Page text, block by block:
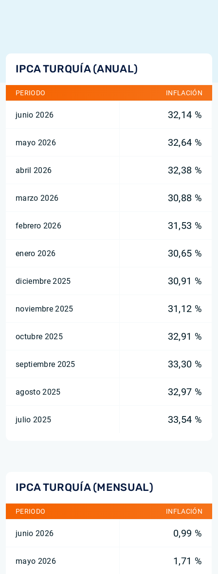
IPCA TURQUÍA (ANUAL)
PERIODO INFLACIÓN
junio 2026 32,14 %
mayo 2026 32,64 %
abril 2026 32,38 %
marzo 2026 30,88 %
febrero 2026 31,53 %
enero 2026 30,65 %
diciembre 2025 30,91 %
noviembre 2025 31,12 %
octubre 2025 32,91 %
septiembre 2025 33,30 %
agosto 2025 32,97 %
julio 2025 33,54 %
IPCA TURQUÍA (MENSUAL)
PERIODO INFLACIÓN
junio 2026 0,99 %
mayo 2026 1,71 %